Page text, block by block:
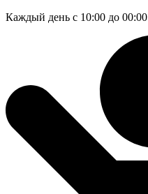
Каждый день с 10:00 до 00:00